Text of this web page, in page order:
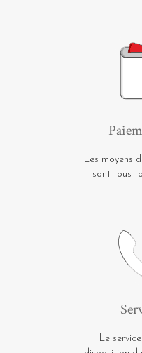
Les moyens
sont tous
Le